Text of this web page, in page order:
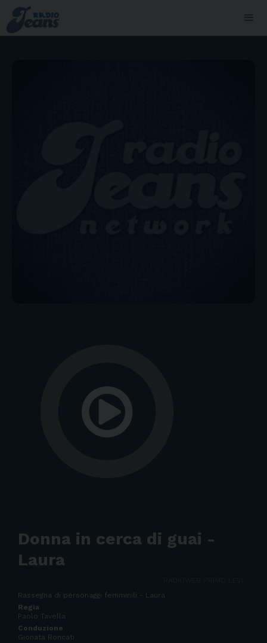
Donna in cerca di guai -
Laura
Rassegna di personaggi femminili - Laura
Regia
Paolo Tavella
Conduzione
Gionata Roncati